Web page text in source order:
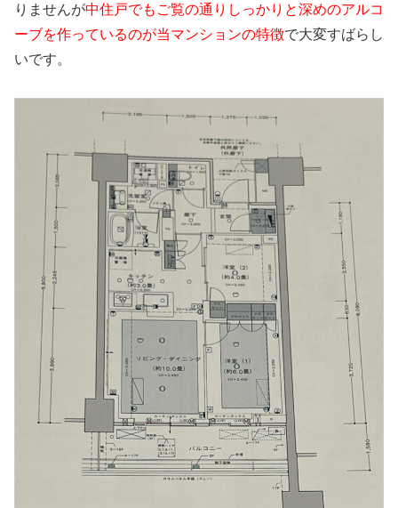
りませんが中住戸でもご覧の通りしっかりと深めのアルコ
ーブを作っているのが当マンションの特徴で大変すばらし
いです。